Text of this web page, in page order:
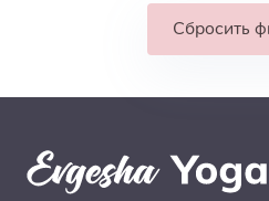
Сбросить